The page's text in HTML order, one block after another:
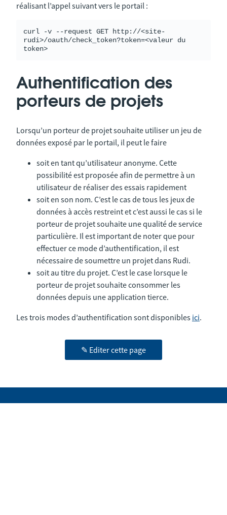
réalisant l’appel suivant vers le portail :
curl -v --request GET http://<site-
rudi>/oauth/check_token?token=<valeur du
Authentification des
porteurs de projets
Lorsqu’un porteur de projet souhaite utiliser un jeu de
données exposé par le portail, il peut le faire
soit en tant qu’utilisateur anonyme. Cette
possibilité est proposée afin de permettre à un
utilisateur de réaliser des essais rapidement
soit en son nom. C’est le cas de tous les jeux de
données à accès restreint et c’est aussi le cas si le
porteur de projet souhaite une qualité de service
particulière. Il est important de noter que pour
effectuer ce mode d’authentification, il est
nécessaire de soumettre un projet dans Rudi.
soit au titre du projet. C’est le case lorsque le
porteur de projet souhaite consommer les
données depuis une application tierce.
Les trois modes d’authentification sont disponibles ici.
✎ Editer cette page